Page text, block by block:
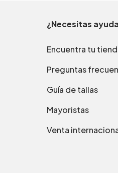
¿Necesitas
Encuentra tu
Preguntas
Guía de tallas
Mayoristas
Venta